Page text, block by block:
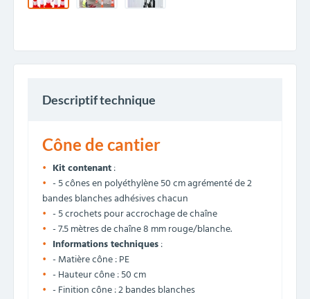
Descriptif technique
Cône de cantier
Kit contenant:
- 5 cônes en polyéthylène 50 cm agrémenté de 2
bandes blanches adhésives chacun
- 5 crochets pour accrochage de chaîne
- 7.5 mètres de chaîne 8 mm rouge/blanche.
Informations techniques:
- Matière cône : PE
- Hauteur cône : 50 cm
- Finition cône : 2 bandes blanches